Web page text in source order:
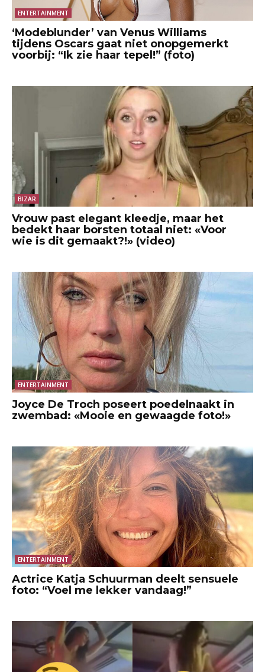
ENTERTAINMENT
‘Modeblunder’ van Venus Williams
tijdens Oscars gaat niet onopgemerkt
voorbij: “Ik zie haar tepel!” (foto)
BIZAR
Vrouw past elegant kleedje, maar het
bedekt haar borsten totaal niet: «Voor
wie is dit gemaakt?!» (video)
ENTERTAINMENT
Joyce De Troch poseert poedelnaakt in
zwembad: «Mooie en gewaagde foto!»
ENTERTAINMENT
Actrice Katja Schuurman deelt sensuele
foto: “Voel me lekker vandaag!”